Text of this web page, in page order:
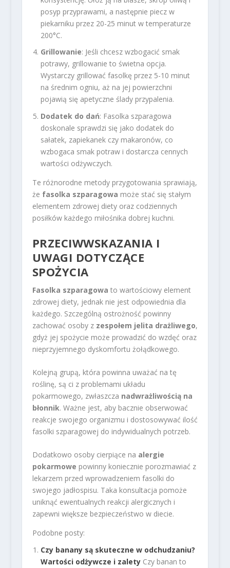
posyp przyprawami, a następnie piecz w
piekarniku przez 20-25 minut w temperaturze
200°C.
Grillowanie: Jeśli chcesz wzbogacić smak
potrawy, grillowanie to świetna opcja.
Wystarczy grillować fasolkę przez 5-10 minut
na średnim ogniu, aż na jej powierzchni
pojawią się apetyczne ślady przypalenia.
Dodatek do dań: Fasolka szparagowa
doskonale sprawdzi się jako dodatek do
sałatek, zapiekanek czy makaronów, co
wzbogaca smak potraw i dostarcza cennych
wartości odżywczych.
Te różnorodne metody przygotowania sprawiają,
że fasolka szparagowa może stać się stałym
elementem zdrowej diety oraz codziennych
posiłków każdego miłośnika dobrej kuchni.
PRZECIWWSKAZANIA I
UWAGI DOTYCZĄCE
SPOŻYCIA
Fasolka szparagowa to wartościowy element
zdrowej diety, jednak nie jest odpowiednia dla
każdego. Szczególną ostrożność powinny
zachować osoby z zespołem jelita drażliwego,
gdyż jej spożycie może prowadzić do wzdęć oraz
nieprzyjemnego dyskomfortu żołądkowego.
Kolejną grupą, która powinna uważać na tę
roślinę, są ci z problemami układu
pokarmowego, zwłaszcza nadwrażliwością na
błonnik. Ważne jest, aby bacznie obserwować
reakcje swojego organizmu i dostosowywać ilość
fasolki szparagowej do indywidualnych potrzeb.
Dodatkowo osoby cierpiące na alergie
pokarmowe powinny koniecznie porozmawiać z
lekarzem przed wprowadzeniem fasolki do
swojego jadłospisu. Taka konsultacja pomoże
uniknąć ewentualnych reakcji alergicznych i
zapewni większe bezpieczeństwo w diecie.
Podobne posty:
Czy banany są skuteczne w odchudzaniu?
Wartości odżywcze i zalety Czy banan to